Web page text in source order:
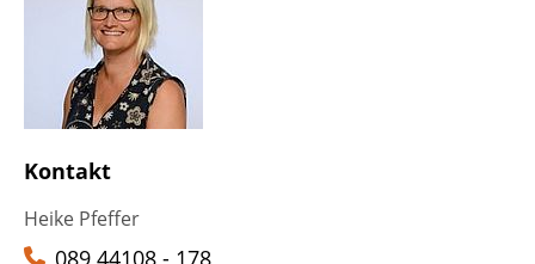
Kontakt
Heike Pfeffer